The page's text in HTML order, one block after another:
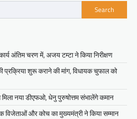
Search
अंतिम चरण में, अजय टम्टा ने किया निरीक्षण
प्रक्रिया शुरू कराने की मांग, विधायक चुफाल को
मिला नया डीएफओ, धेनु पुरुषोत्तम संभालेंगे कमान
और कोच का मुख्यमंत्री ने किया सम्मान